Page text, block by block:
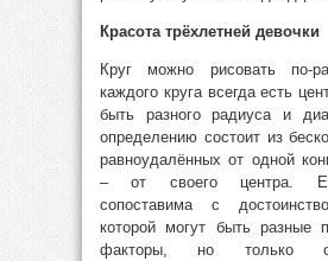
Красота трёхлетней девочки
Круг можно рисовать по-
каждого круга всегда есть
быть разного радиуса и
определению состоит из
равноудалённых от одной
– от своего центра.
сопоставима с
которой могут быть разные
факторы, но только